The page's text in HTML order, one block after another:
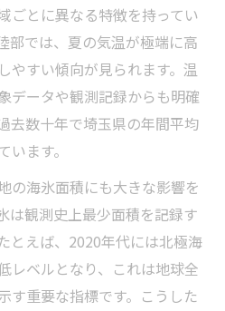
ごとに異なる特徴を持ってい
部では、夏の気温が極端に高
やすい傾向が見られます。温
データや観測記録からも明確
去数十年で埼玉県の年間平均
ます。
の海氷面積にも大きな影響を
は観測史上最少面積を記録す
とえば、2020年代には北極海
レベルとなり、これは地球全
す重要な指標です。こうした